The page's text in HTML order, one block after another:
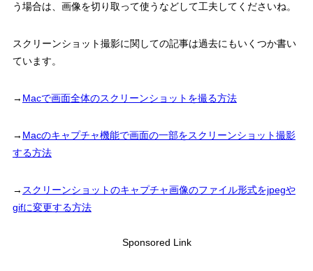
う場合は、画像を切り取って使うなどして工夫してくださいね。
スクリーンショット撮影に関しての記事は過去にもいくつか書い
ています。
→ Macで画面全体のスクリーンショットを撮る方法
→ Macのキャプチャ機能で画面の一部をスクリーンショット撮影
する方法
→ スクリーンショットのキャプチャ画像のファイル形式をjpegや
gifに変更する方法
Sponsored Link